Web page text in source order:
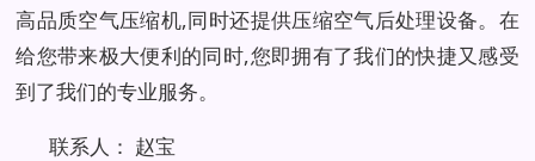
高品质空气压缩机,同时还提供压缩空气后处理设备。在
给您带来极大便利的同时,您即拥有了我们的快捷又感受
到了我们的专业服务。
联系人： 赵宝